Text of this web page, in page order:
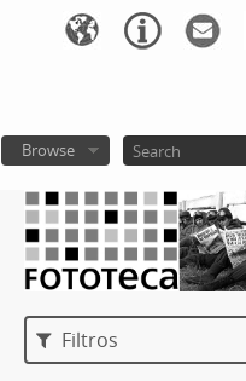
Browse
Filtros